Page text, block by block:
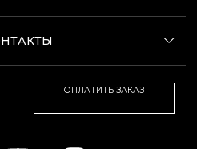
ОПЛАТИТЬ ЗАКАЗ